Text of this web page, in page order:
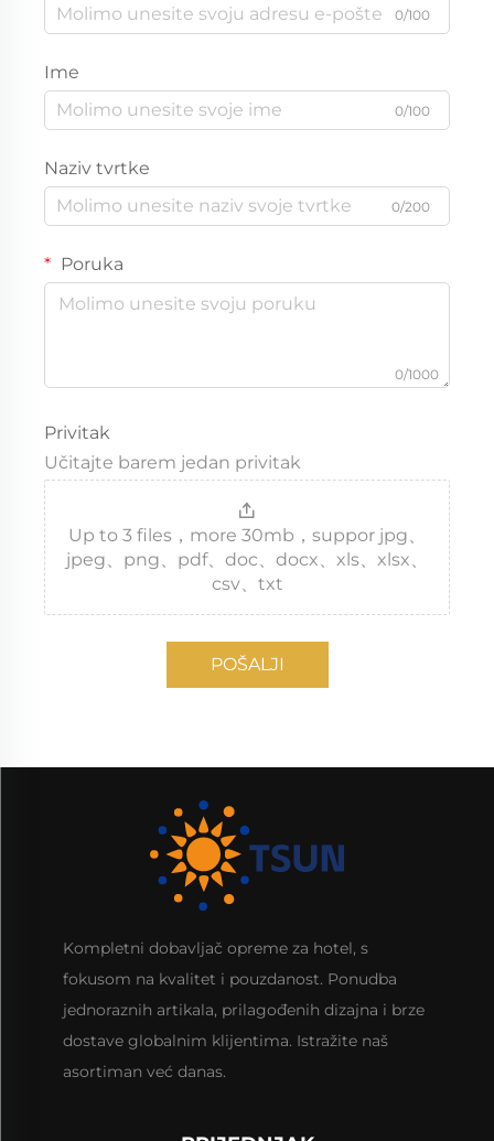
0/100
Ime
0/100
Naziv tvrtke
0/200
Poruka
0/1000
Privitak
Učitajte barem jedan privitak
Up to 3 files，more 30mb，suppor jpg、
jpeg、png、pdf、doc、docx、xls、xlsx、
csv、txt
POŠALJI
Kompletni dobavljač opreme za hotel, s
fokusom na kvalitet i pouzdanost. Ponudba
jednoraznih artikala, prilagođenih dizajna i brze
dostave globalnim klijentima. Istražite naš
asortiman već danas.